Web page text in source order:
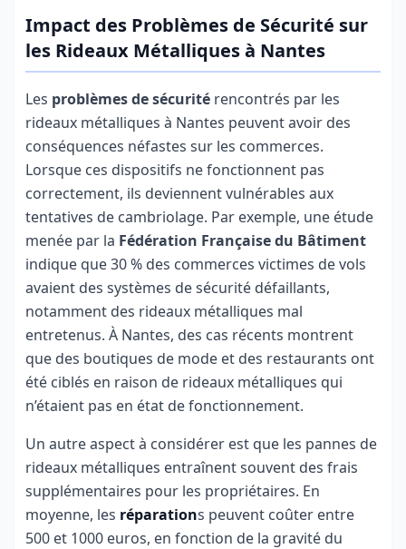
Impact des Problèmes de Sécurité sur
les Rideaux Métalliques à Nantes
Les problèmes de sécurité rencontrés par les
rideaux métalliques à Nantes peuvent avoir des
conséquences néfastes sur les commerces.
Lorsque ces dispositifs ne fonctionnent pas
correctement, ils deviennent vulnérables aux
tentatives de cambriolage. Par exemple, une étude
menée par la Fédération Française du Bâtiment
indique que 30 % des commerces victimes de vols
avaient des systèmes de sécurité défaillants,
notamment des rideaux métalliques mal
entretenus. À Nantes, des cas récents montrent
que des boutiques de mode et des restaurants ont
été ciblés en raison de rideaux métalliques qui
n’étaient pas en état de fonctionnement.
Un autre aspect à considérer est que les pannes de
rideaux métalliques entraînent souvent des frais
supplémentaires pour les propriétaires. En
moyenne, les réparations peuvent coûter entre
500 et 1000 euros, en fonction de la gravité du